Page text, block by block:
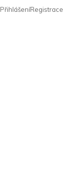
PřihlášeníRegistrace